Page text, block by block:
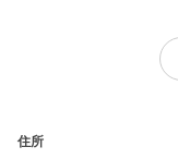
住所